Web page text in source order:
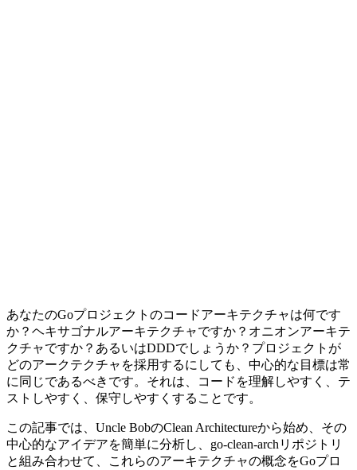
あなたのGoプロジェクトのコードアーキテクチャは何です
か？ヘキサゴナルアーキテクチャですか？オニオンアーキテ
クチャですか？あるいはDDDでしょうか？プロジェクトが
どのアークテクチャを採用するにしても、中心的な目標は常
に同じであるべきです。それは、コードを理解しやすく、テ
ストしやすく、保守しやすくすることです。
この記事では、Uncle BobのClean Architectureから始め、その
中心的なアイデアを簡単に分析し、go-clean-archリポジトリ
と組み合わせて、これらのアーキテクチャの概念をGoプロ